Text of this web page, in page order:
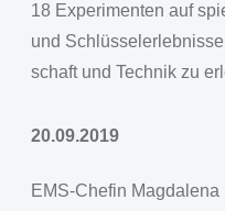
18 Experimenten auf
und
schaft und Technik zu
20.09.2019
EMS-Chefin